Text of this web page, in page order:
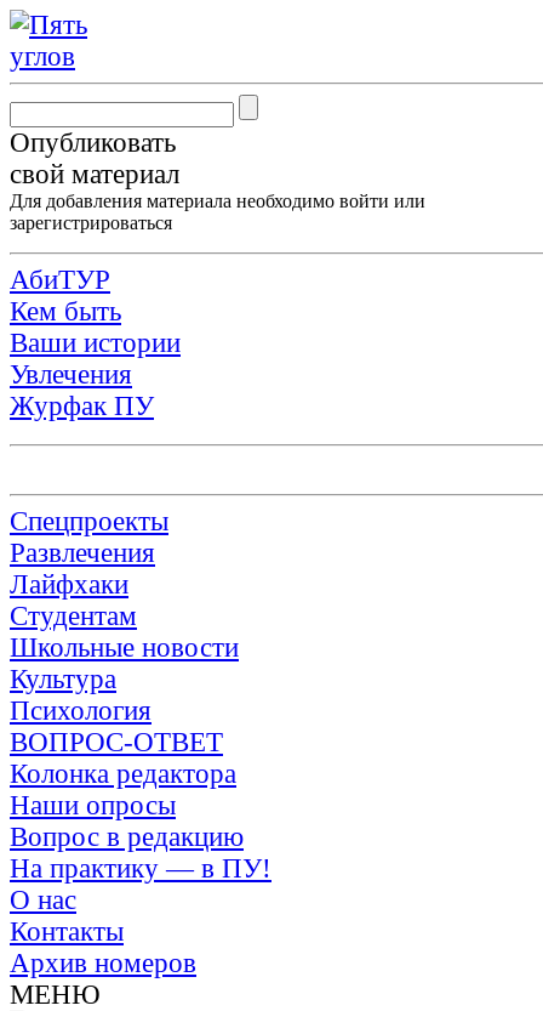
Опубликовать
свой материал
Для добавления материала необходимо войти или
зарегистрироваться
АбиТУР
Кем быть
Ваши истории
Увлечения
Журфак ПУ
Спецпроекты
Развлечения
Лайфхаки
Студентам
Школьные новости
Культура
Психология
ВОПРОС-ОТВЕТ
Колонка редактора
Наши опросы
Вопрос в редакцию
На практику — в ПУ!
О нас
Контакты
Архив номеров
МЕНЮ